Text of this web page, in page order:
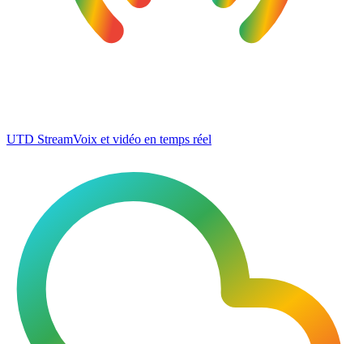
UTD StreamVoix et vidéo en temps réel